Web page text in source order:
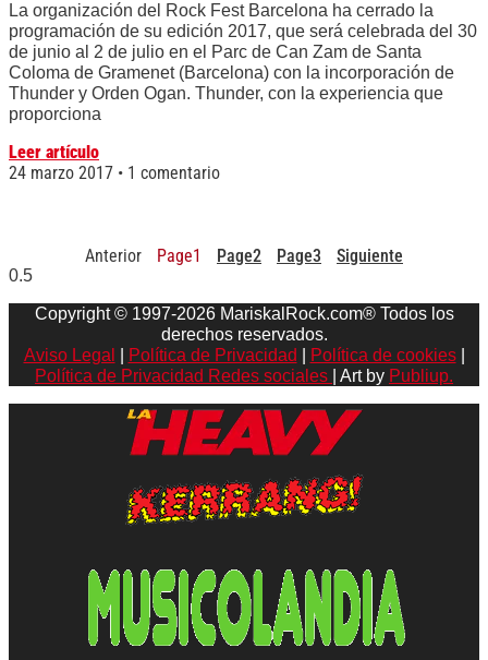
La organización del Rock Fest Barcelona ha cerrado la
programación de su edición 2017, que será celebrada del 30
de junio al 2 de julio en el Parc de Can Zam de Santa
Coloma de Gramenet (Barcelona) con la incorporación de
Thunder y Orden Ogan. Thunder, con la experiencia que
proporciona
Leer artículo
24 marzo 2017
1 comentario
Anterior Page1 Page2 Page3 Siguiente
Copyright © 1997-2026 MariskalRock.com® Todos los
derechos reservados.
Aviso Legal
Política de Privacidad Política de cookies|
Política de Privacidad Redes sociales
| Art by Publiup.